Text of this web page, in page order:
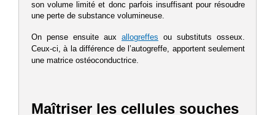
son volume limité et donc parfois insuffisant pour résoudre
une perte de substance volumineuse.
On pense ensuite aux allogreffes ou substituts osseux.
Ceux-ci, à la différence de l’autogreffe, apportent seulement
une matrice ostéoconductrice.
Maîtriser les cellules souches